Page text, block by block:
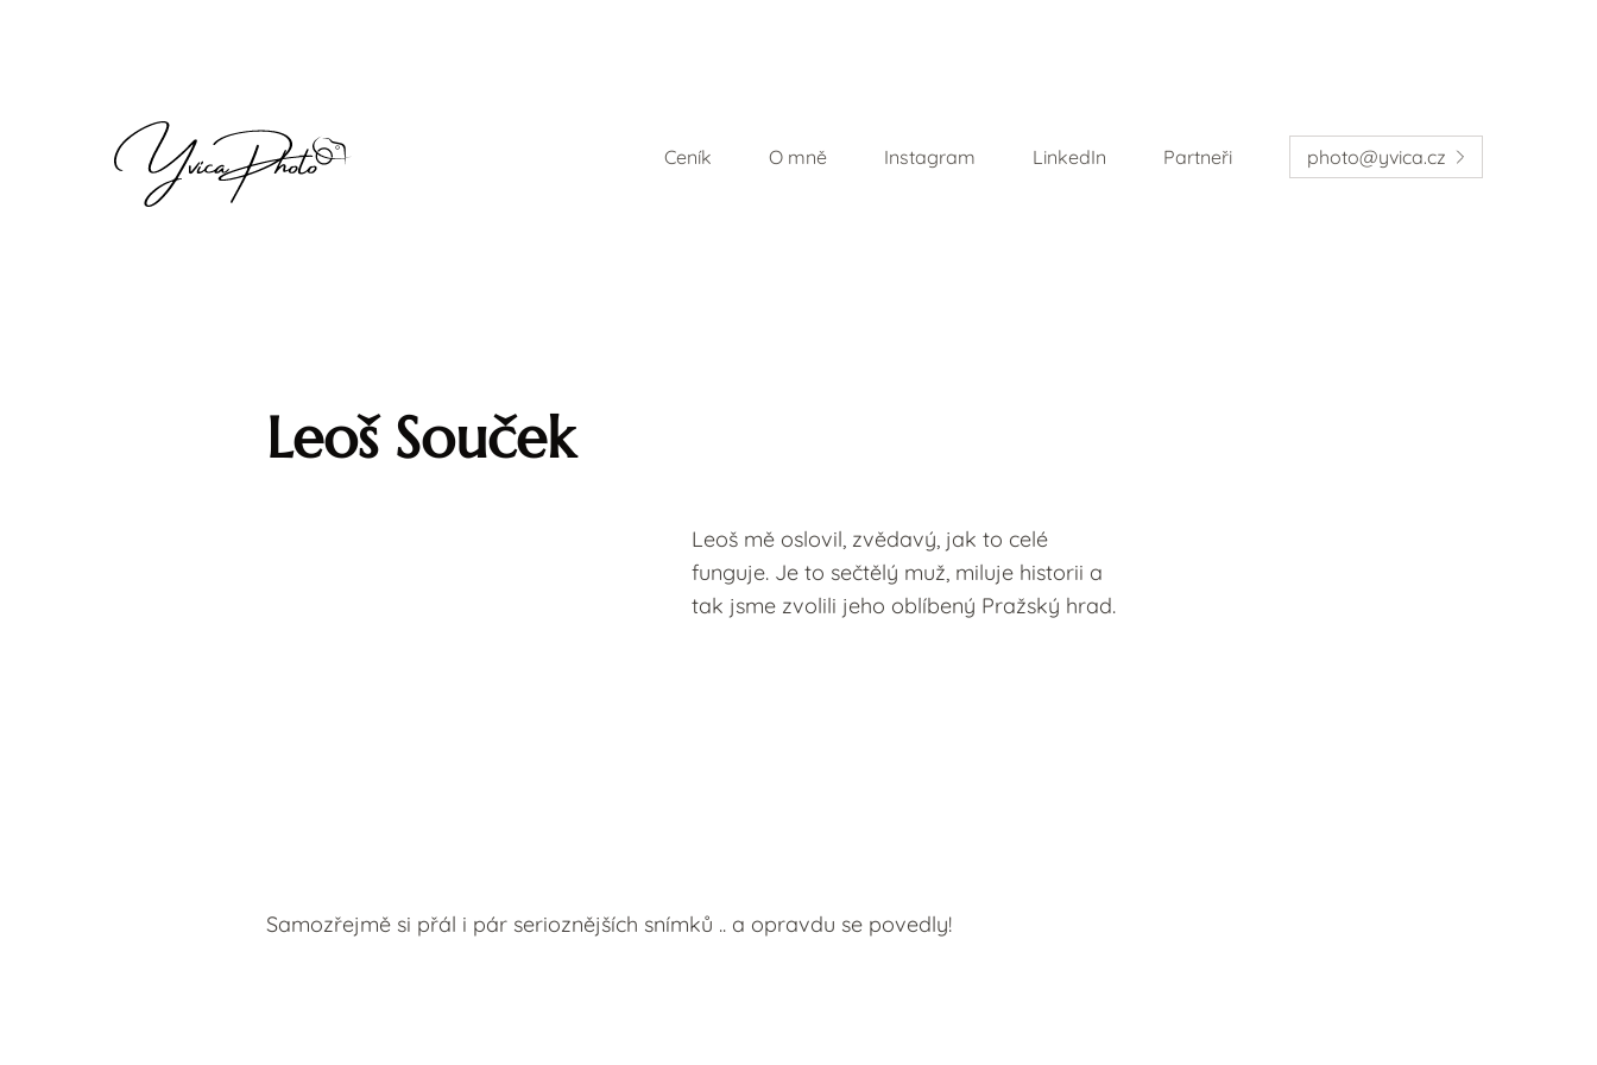
Ceník O mně Instagram LinkedIn Partneři photo@yvica.cz
Leoš Souček
Leoš mě oslovil, zvědavý, jak to celé
funguje. Je to sečtělý muž, miluje historii a
tak jsme zvolili jeho oblíbený Pražský hrad.
Samozřejmě si přál i pár serioznějších snímků .. a opravdu se povedly!